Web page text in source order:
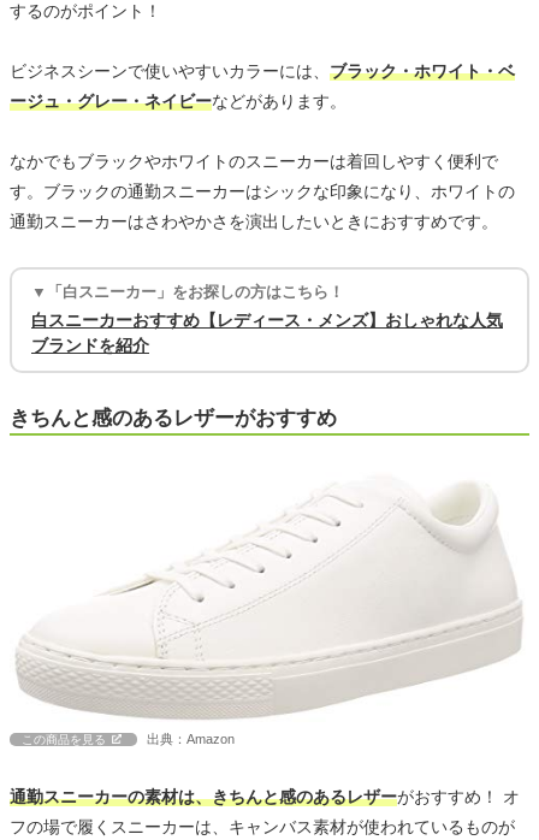
するのがポイント！
ビジネスシーンで使いやすいカラーには、 ブラック・ホワイト・ベ
ージュ・グレー・ネイビーなどがあります。
なかでもブラックやホワイトのスニーカーは着回しやすく便利で
す。ブラックの通勤スニーカーはシックな印象になり、ホワイトの
通勤スニーカーはさわやかさを演出したいときにおすすめです。
▼「白スニーカー」をお探しの方はこちら！
白スニーカーおすすめ【レディース・メンズ】おしゃれな人気
ブランドを紹介
きちんと感のあるレザーがおすすめ
この商品を見る 出典：Amazon
通勤スニーカーの素材は、きちんと感のあるレザーがおすすめ！ オ
フの場で履くスニーカーは、キャンバス素材が使われているものが